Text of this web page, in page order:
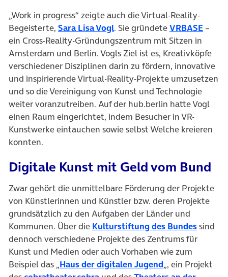
„Work in progress“ zeigte auch die Virtual-Reality-
Begeisterte, Sara Lisa Vogl(öffnet in neuem Tab)
. Sie gründeteVRBASE –
ein Cross-Reality-Gründungszentrum mit Sitzen in
Amsterdam und Berlin. Vogls Ziel ist es, Kreativköpfe
verschiedener Disziplinen darin zu fördern, innovative
und inspirierende Virtual-Reality-Projekte umzusetzen
und so die Vereinigung von Kunst und Technologie
weiter voranzutreiben. Auf der hub.berlin hatte Vogl
einen Raum eingerichtet, indem Besucher in VR-
Kunstwerke eintauchen sowie selbst Welche kreieren
konnten.
Digitale Kunst mit Geld vom Bund
Zwar gehört die unmittelbare Förderung der Projekte
von Künstlerinnen und Künstler bzw. deren Projekte
grundsätzlich zu den Aufgaben der Länder und
Kommunen. Über die Kulturstiftung des Bundes(öffnet
sind
dennoch verschiedene Projekte des Zentrums für
Kunst und Medien oder auch Vorhaben wie zum
Beispiel das „Haus der digitalen Jugend(öffnet in
„, ein Projekt